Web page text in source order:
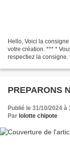
Hello, Voici la
votre création. *** *
respectiez la consigne.
PREPARONS
Publié le 31/10/2024 à
Par lolotte chipote